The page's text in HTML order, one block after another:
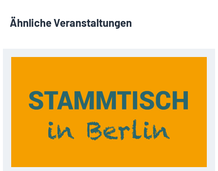
Ähnliche Veranstaltungen